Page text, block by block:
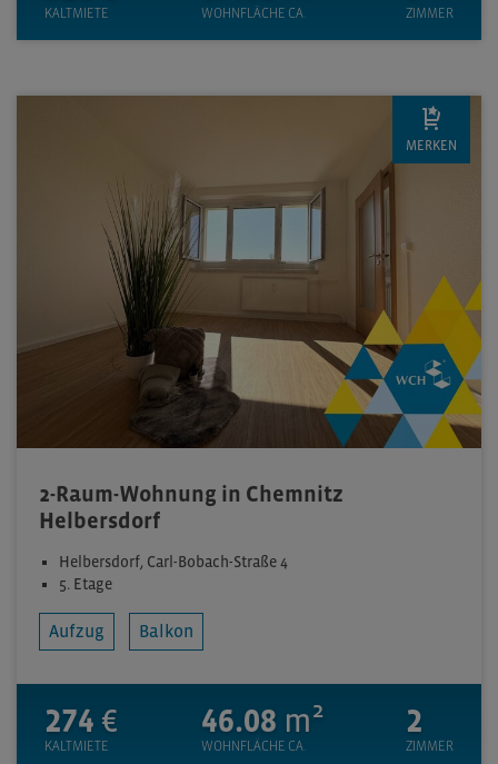
KALTMIETE WOHNFLÄCHE CA. ZIMMER
2-Raum-Wohnung in Chemnitz
Helbersdorf
Helbersdorf, Carl-Bobach-Straße 4
5. Etage
Aufzug Balkon
274 €
KALTMIETE
46.08 m²
WOHNFLÄCHE CA.
2
ZIMMER
MERKEN